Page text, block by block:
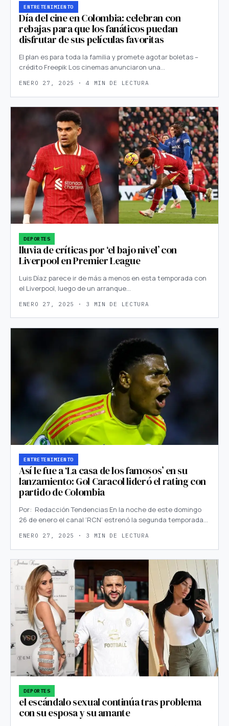
ENTRETENIMIENTO
Día del cine en Colombia: celebran con
rebajas para que los fanáticos puedan
disfrutar de sus películas favoritas
El plan es para toda la familia y promete agotar boletas –
crédito Freepik Los cinemas anunciaron una…
ENERO 27, 2025 · 4 MIN DE LECTURA
DEPORTES
lluvia de críticas por ‘el bajo nivel’ con
Liverpool en Premier League
Luis Díaz parece ir de más a menos en esta temporada con
el Liverpool, luego de un arranque…
ENERO 27, 2025 · 3 MIN DE LECTURA
ENTRETENIMIENTO
Así le fue a ‘La casa de los famosos’ en su
lanzamiento: Gol Caracol lideró el rating con
partido de Colombia
Por: Redacción Tendencias En la noche de este domingo
26 de enero el canal ‘RCN’ estrenó la segunda temporada…
ENERO 27, 2025 · 3 MIN DE LECTURA
DEPORTES
el escándalo sexual continúa tras problema
con su esposa y su amante